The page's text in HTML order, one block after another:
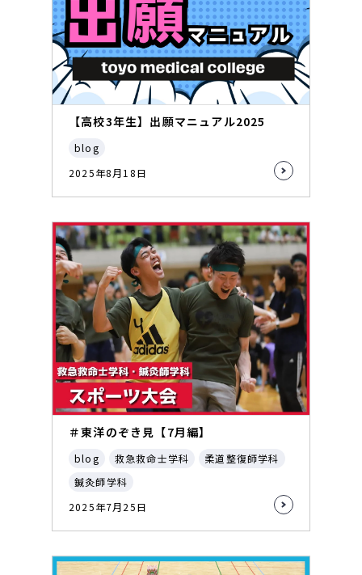
【高校3年生】出願マニュアル2025
blog
2025年8月18日
＃東洋のぞき見【7月編】
blog 救急救命士学科
柔道整復師学科
鍼灸師学科
2025年7月25日